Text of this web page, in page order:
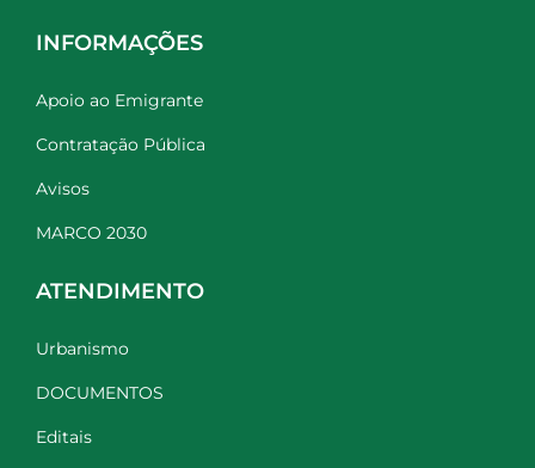
INFORMAÇÕES
Apoio ao Emigrante
Contratação Pública
Avisos
MARCO 2030
ATENDIMENTO
Urbanismo
DOCUMENTOS
Editais